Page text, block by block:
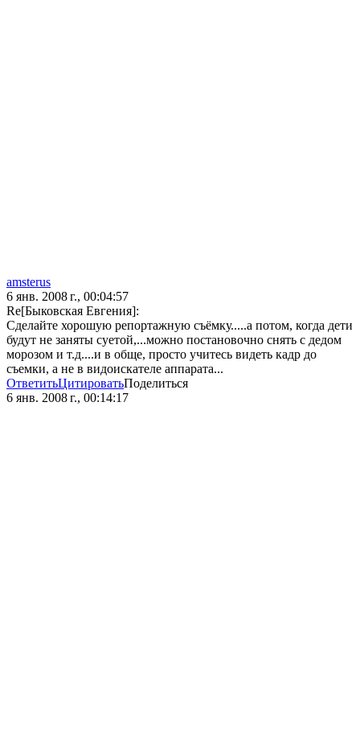
amsterus
6 янв. 2008 г., 00:04:57
Re[Быковская Евгения]:
Сделайте хорошую репортажную съёмку.....а потом, когда дети
будут не заняты суетой,...можно постановочно снять с дедом
морозом и т.д....и в обще, просто учитесь видеть кадр до
съемки, а не в видоискателе аппарата...
ОтветитьЦитироватьПоделиться
6 янв. 2008 г., 00:14:17